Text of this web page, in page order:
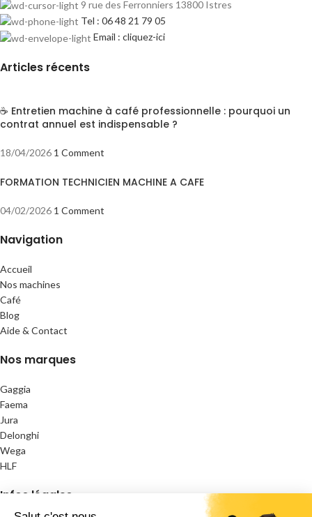
9 rue des Ferronniers 13800 Istres
Tel : 06 48 21 79 05
Email : cliquez-ici
Articles récents
☕ Entretien machine à café professionnelle : pourquoi un
contrat annuel est indispensable ?
18/04/2026 1 Comment
FORMATION TECHNICIEN MACHINE A CAFE
04/02/2026 1 Comment
Navigation
Accueil
Nos machines
Café
Blog
Aide & Contact
Nos marques
Gaggia
Faema
Jura
Delonghi
Wega
HLF
Infos légales